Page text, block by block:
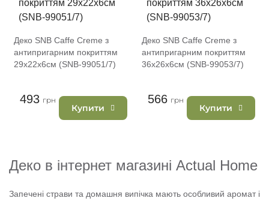
Деко SNB Caffe Creme з
антипригарним покриттям
29х22х6см (SNB-99051/7)
493 грн
Купити
Деко SNB Caffe Creme з
антипригарним покриттям
36х26х6см (SNB-99053/7)
566 грн
Купити
Деко в інтернет магазині Actual Home
Запечені страви та домашня випічка мають особливий аромат і